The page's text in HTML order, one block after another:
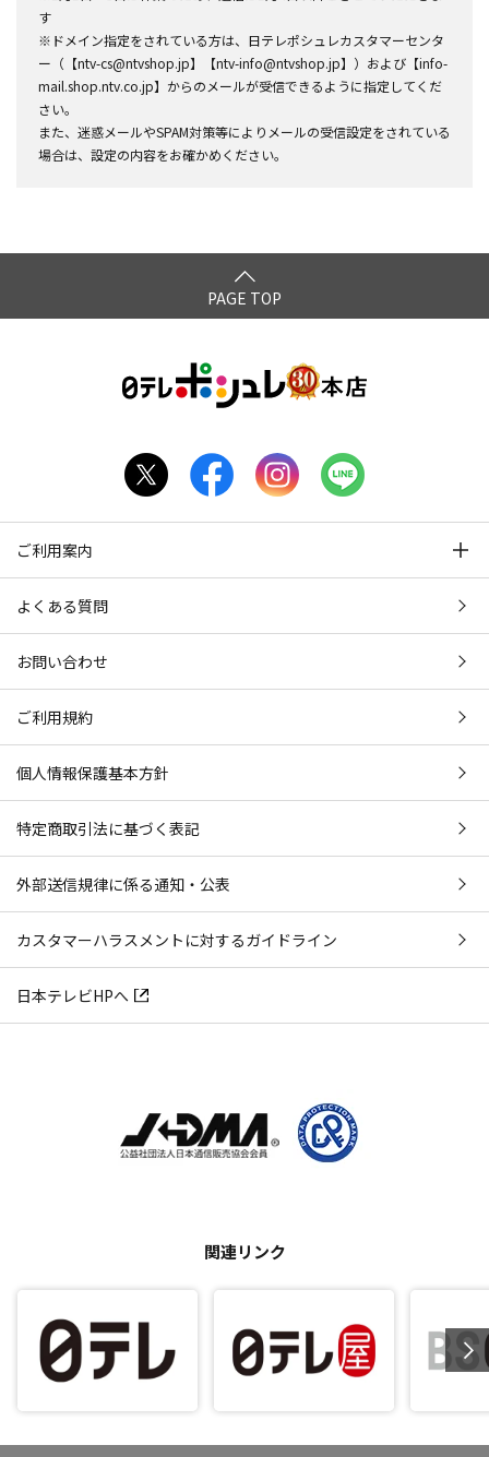
す
※ドメイン指定をされている方は、日テレポシュレカスタマーセンタ
ー（【ntv-cs@ntvshop.jp】【ntv-info@ntvshop.jp】）および【info-
mail.shop.ntv.co.jp】からのメールが受信できるように指定してくだ
さい。
また、迷惑メールやSPAM対策等によりメールの受信設定をされている
場合は、設定の内容をお確かめください。
PAGE TOP
ご利用案内
よくある質問
お問い合わせ
ご利用規約
個人情報保護基本方針
特定商取引法に基づく表記
外部送信規律に係る通知・公表
カスタマーハラスメントに対するガイドライン
日本テレビHPへ
関連リンク